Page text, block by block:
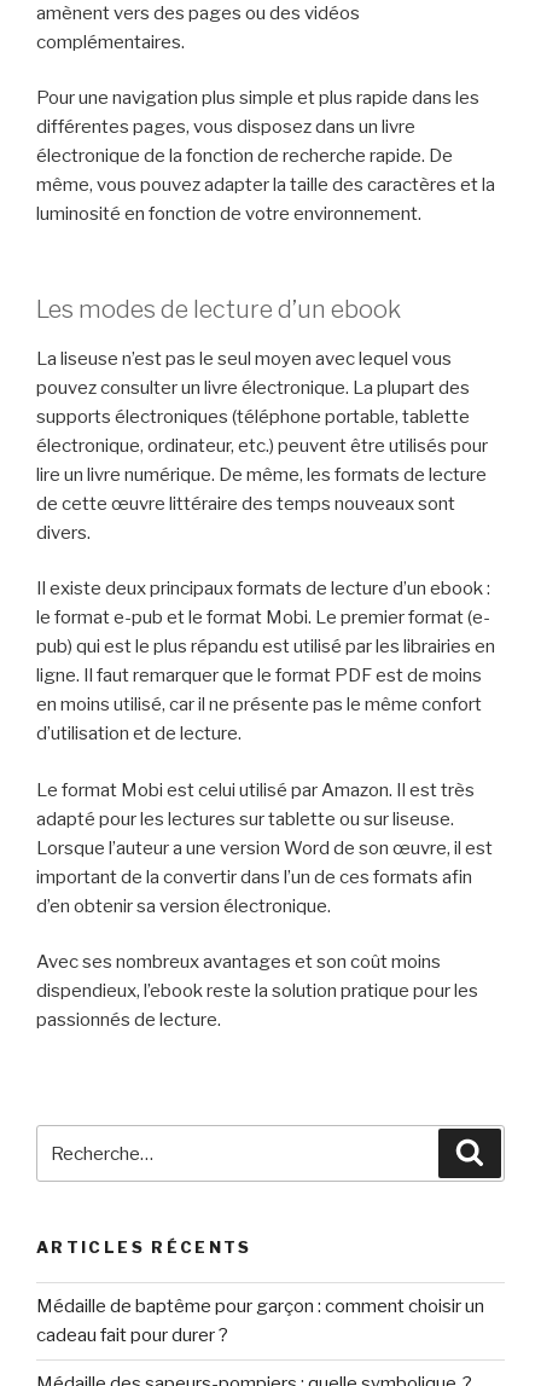
amènent vers des pages ou des vidéos
complémentaires.
Pour une navigation plus simple et plus rapide dans les
différentes pages, vous disposez dans un livre
électronique de la fonction de recherche rapide. De
même, vous pouvez adapter la taille des caractères et la
luminosité en fonction de votre environnement.
Les modes de lecture d’un ebook
La liseuse n’est pas le seul moyen avec lequel vous
pouvez consulter un livre électronique. La plupart des
supports électroniques (téléphone portable, tablette
électronique, ordinateur, etc.) peuvent être utilisés pour
lire un livre numérique. De même, les formats de lecture
de cette œuvre littéraire des temps nouveaux sont
divers.
Il existe deux principaux formats de lecture d’un ebook :
le format e-pub et le format Mobi. Le premier format (e-
pub) qui est le plus répandu est utilisé par les librairies en
ligne. Il faut remarquer que le format PDF est de moins
en moins utilisé, car il ne présente pas le même confort
d’utilisation et de lecture.
Le format Mobi est celui utilisé par Amazon. Il est très
adapté pour les lectures sur tablette ou sur liseuse.
Lorsque l’auteur a une version Word de son œuvre, il est
important de la convertir dans l’un de ces formats afin
d’en obtenir sa version électronique.
Avec ses nombreux avantages et son coût moins
dispendieux, l’ebook reste la solution pratique pour les
passionnés de lecture.
ARTICLES RÉCENTS
Médaille de baptême pour garçon : comment choisir un
cadeau fait pour durer ?